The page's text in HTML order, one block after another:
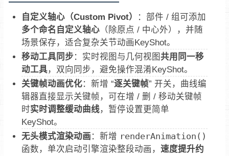
自定义轴心（Custom Pivot）
：部件 / 组可添加
多个命名自定义轴心（除原点 / 中心外），并随
场景保存，适合复杂关节动画KeyShot。
移动工具同步：实时视图与几何视图共用同一移
动工具，双向同步，避免操作混淆KeyShot。
关键帧动画优化：新增 “逐关键帧” 开关，曲线编
辑器直接显示关键帧，可在增 / 删 / 移动关键帧
时实时调整缓动曲线，暂停设置更简单
KeyShot。
无头模式渲染动画 ：新增 renderAnimation()
函数，单次启动引擎渲染整段动画， 速度提升约